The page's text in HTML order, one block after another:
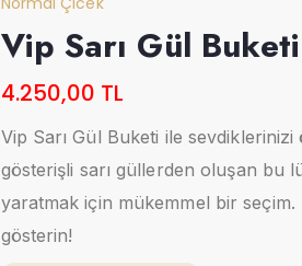
Vip Sarı Gül Buketi
4.250,00 TL
Vip Sarı Gül Buketi ile
gösterişli sarı güllerden oluşan bu
yaratmak için mükemmel bir
gösterin!